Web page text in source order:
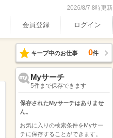
2026/8/7 8時更新
会員登録 ログイン
キープ中のお仕事 0件
Myサーチ
5件まで保存できます
保存されたMyサーチはありませ
ん。
お気に入りの検索条件をMyサー
チに保存することができます。